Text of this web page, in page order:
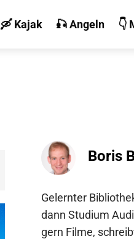
🛶 Kajak 🎣 Angeln 👇
Boris
Gelernter
dann Studium
gern Filme,